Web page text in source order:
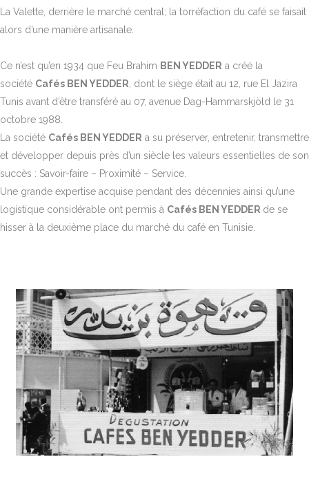
La Valette, derrière le marché central; la torréfaction du café se faisait
alors d’une manière artisanale.
Ce n’est qu’en 1934 que Feu Brahim BEN YEDDER a créé la
société Cafés BEN YEDDER , dont le siège était au 12, rue El Jazira
Tunis avant d’être transféré au 07, avenue Dag-Hammarskjöld le 31
octobre 1988.
La société Cafés BEN YEDDER a su préserver, entretenir, transmettre
et développer depuis près d’un siècle les valeurs essentielles de son
succès : Savoir-faire – Proximité – Service.
Une grande expertise acquise pendant des décennies ainsi qu’une
logistique considérable ont permis à Cafés BEN YEDDER de se
hisser à la deuxième place du marché du café en Tunisie.